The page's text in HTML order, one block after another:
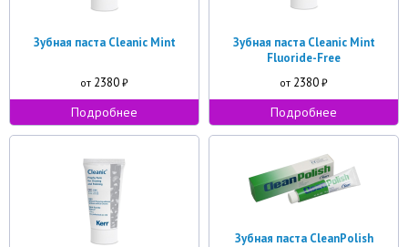
Зубная паста Cleanic Mint
от 2380 ₽
Подробнее
Зубная паста Cleanic Mint
Fluoride-Free
от 2380 ₽
Подробнее
Зубная паста CleanPolish